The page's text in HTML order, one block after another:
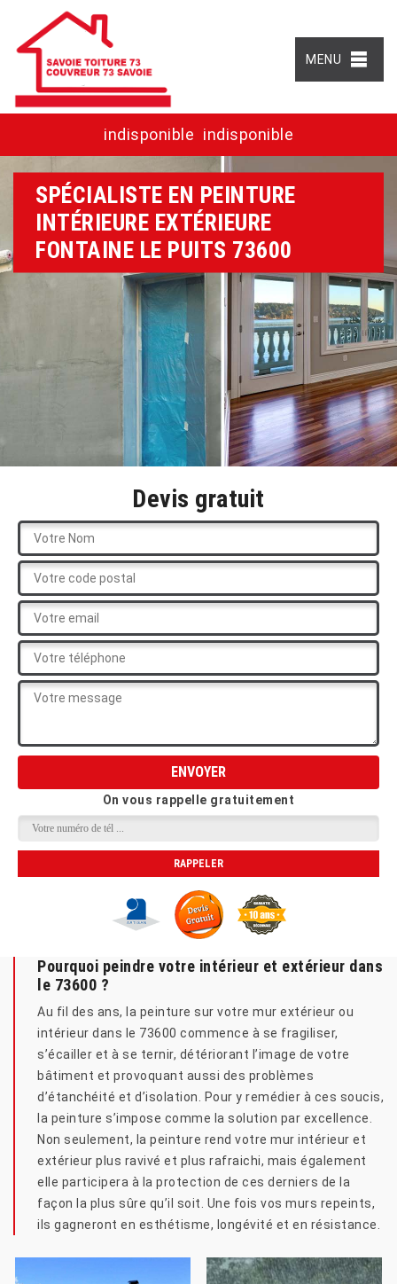
MENU
indisponible indisponible
SPÉCIALISTE EN PEINTURE
INTÉRIEURE EXTÉRIEURE
FONTAINE LE PUITS 73600
Devis gratuit
On vous rappelle gratuitement
Pourquoi peindre votre intérieur et extérieur dans
le 73600 ?
Au fil des ans, la peinture sur votre mur extérieur ou
intérieur dans le 73600 commence à se fragiliser,
s’écailler et à se ternir, détériorant l’image de votre
bâtiment et provoquant aussi des problèmes
d’étanchéité et d’isolation. Pour y remédier à ces soucis,
la peinture s’impose comme la solution par excellence.
Non seulement, la peinture rend votre mur intérieur et
extérieur plus ravivé et plus rafraichi, mais également
elle participera à la protection de ces derniers de la
façon la plus sûre qu’il soit. Une fois vos murs repeints,
ils gagneront en esthétisme, longévité et en résistance.